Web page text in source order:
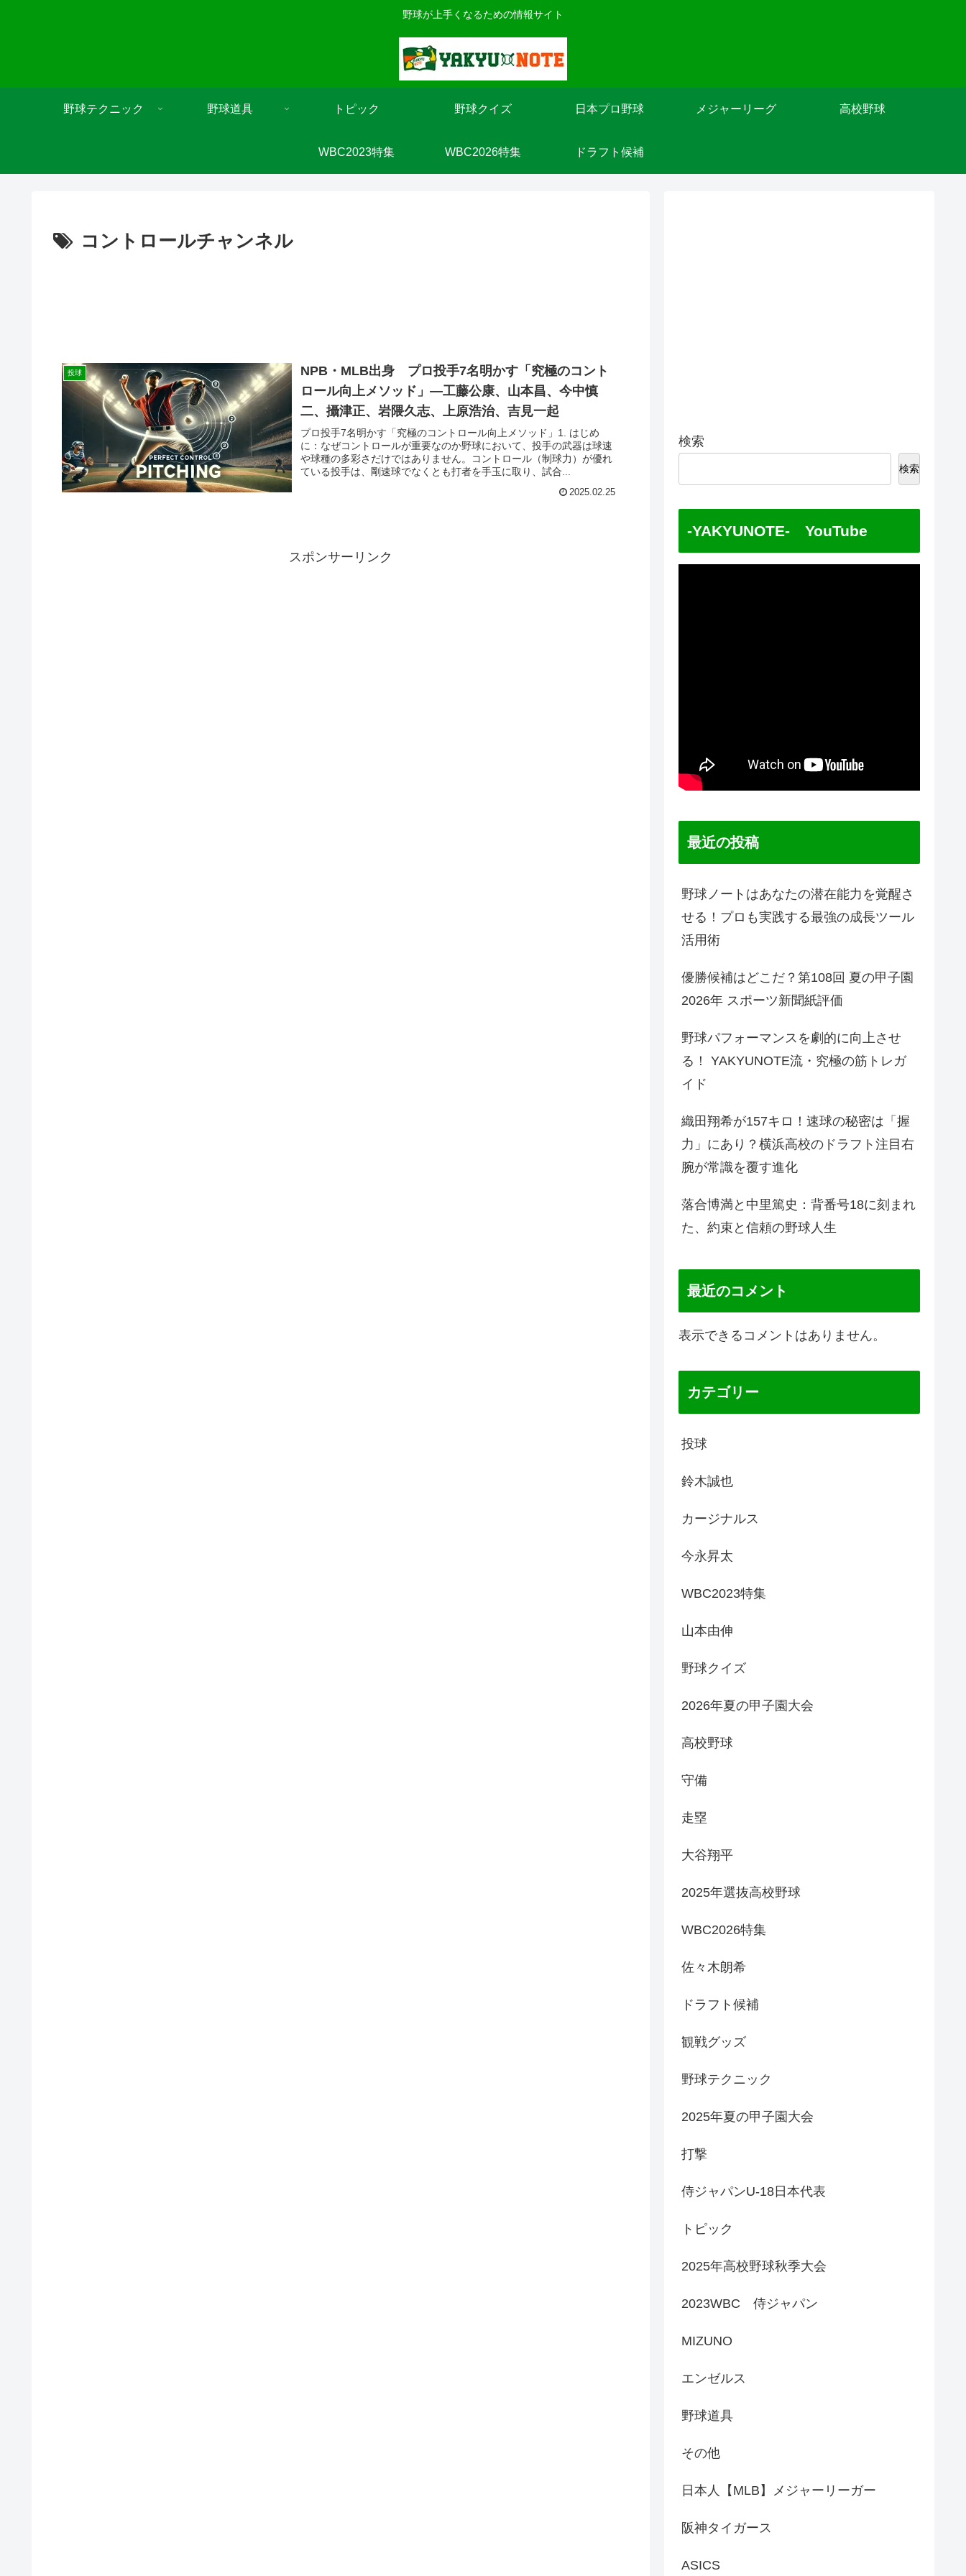
野球が上手くなるための情報サイト
野球テクニック 野球道具 トピック 野球クイズ 日本プロ野球 メジャーリーグ 高校野球
WBC2023特集 WBC2026特集 ドラフト候補
コントロールチャンネル
投球
NPB・MLB出身 プロ投手7名明かす「究極のコント
ロール向上メソッド」―工藤公康、山本昌、今中慎
二、攝津正、岩隈久志、上原浩治、吉見一起
プロ投手7名明かす「究極のコントロール向上メソッド」1. はじめ
に：なぜコントロールが重要なのか野球において、投手の武器は球速
や球種の多彩さだけではありません。コントロール（制球力）が優れ
ている投手は、剛速球でなくとも打者を手玉に取り、試合...
2025.02.25
スポンサーリンク
検索
検索
-YAKYUNOTE- YouTube
最近の投稿
野球ノートはあなたの潜在能力を覚醒さ
せる！プロも実践する最強の成長ツール
活用術
優勝候補はどこだ？第108回 夏の甲子園
2026年 スポーツ新聞紙評価
野球パフォーマンスを劇的に向上させ
る！ YAKYUNOTE流・究極の筋トレガ
イド
織田翔希が157キロ！速球の秘密は「握
力」にあり？横浜高校のドラフト注目右
腕が常識を覆す進化
落合博満と中里篤史：背番号18に刻まれ
た、約束と信頼の野球人生
最近のコメント
表示できるコメントはありません。
カテゴリー
投球
鈴木誠也
カージナルス
今永昇太
WBC2023特集
山本由伸
野球クイズ
2026年夏の甲子園大会
高校野球
守備
走塁
大谷翔平
2025年選抜高校野球
WBC2026特集
佐々木朗希
ドラフト候補
観戦グッズ
野球テクニック
2025年夏の甲子園大会
打撃
侍ジャパンU-18日本代表
トピック
2025年高校野球秋季大会
2023WBC 侍ジャパン
MIZUNO
エンゼルス
野球道具
その他
日本人【MLB】メジャーリーガー
阪神タイガース
ASICS